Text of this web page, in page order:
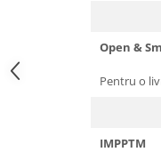
Open &
Pentru o
IMPPTM